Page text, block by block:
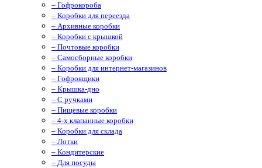
– Гофрокороба
– Коробки для переезда
– Архивные коробки
– Коробки с крышкой
– Почтовые коробки
– Самосборные коробки
– Коробки для интернет-магазинов
– Гофроящики
– Крышка-дно
– С ручками
– Пищевые коробки
– 4-х клапанные коробки
– Коробки для склада
– Лотки
– Кондитерские
– Для посуды